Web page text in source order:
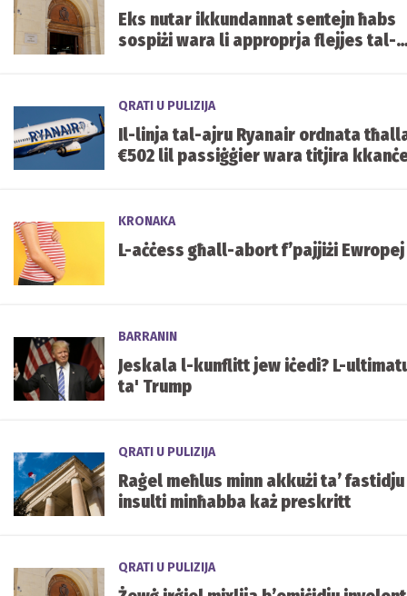
Eks nutar ikkundannat sentejn ħabs
sospiżi wara li approprja flejjes tal-
QRATI U PULIZIJA
Il-linja tal-ajru Ryanair ordnata
€502 lil passiġġier wara titjira
KRONAKA
L-aċċess għall-abort f’pajjiżi Ewropej
BARRANIN
Jeskala l-kunflitt jew iċedi? L-
ta' Trump
QRATI U PULIZIJA
Raġel meħlus minn akkużi ta’ fastidju
insulti minħabba każ preskritt
QRATI U PULIZIJA